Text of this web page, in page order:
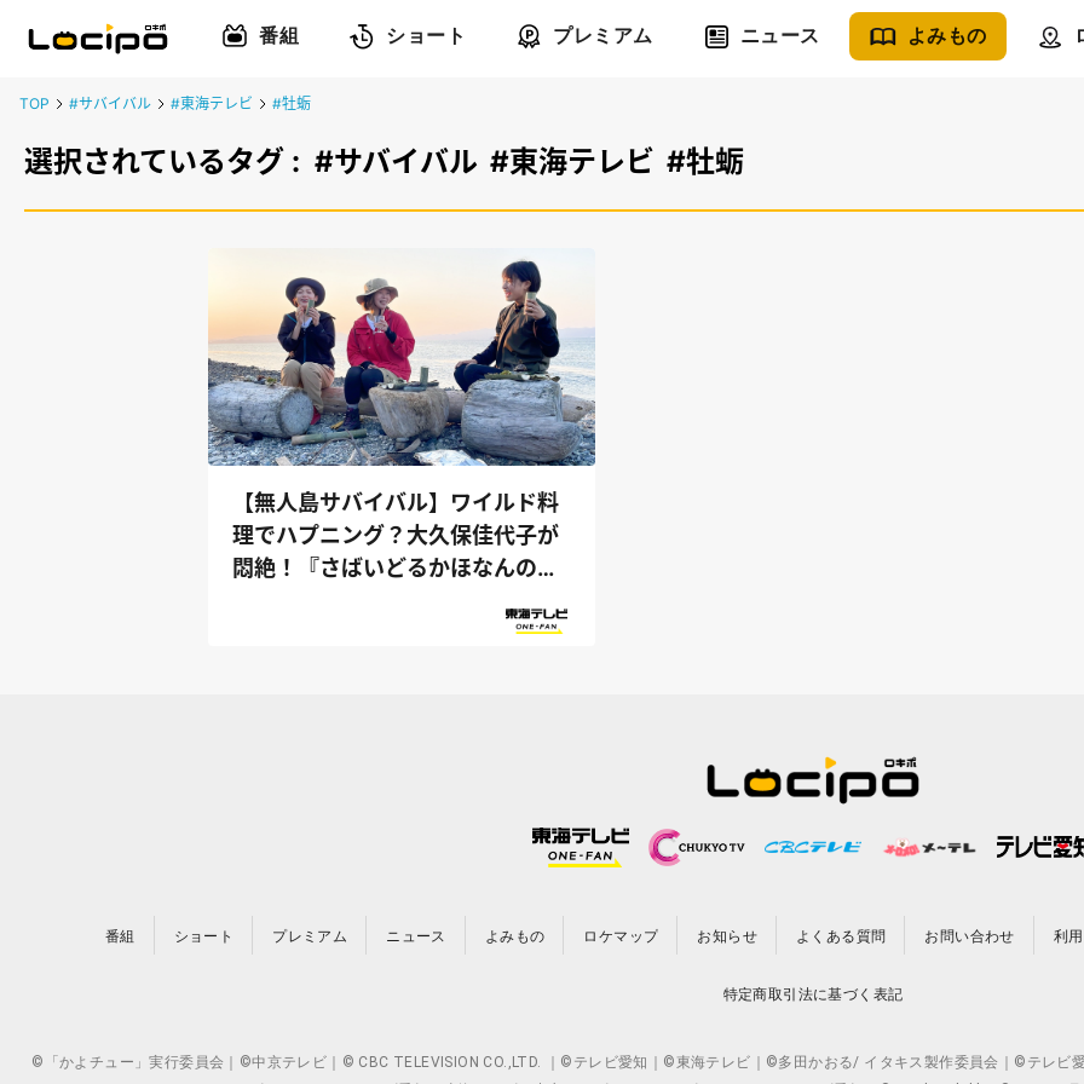
番組 ショート プレミアム ニュース よみもの
TOP #サバイバル #東海テレビ #牡蛎
選択されているタグ : #サバイバル #東海テレビ #牡蛎
【無人島サバイバル】ワイルド料
理でハプニング？大久保佳代子が
悶絶！『さばいどるかほなんのソ
番組 ショート プレミアム ニュース よみもの ロケマップ お知らせ よくある質問 お問い合わせ 利
特定商取引法に基づく表記
©「かよチュー」実行委員会｜©中京テレビ｜© CBC TELEVISION CO.,LTD. ｜©テレビ愛知｜©東海テレビ｜©多田かおる/ イタキス製作委員会｜©テレビ